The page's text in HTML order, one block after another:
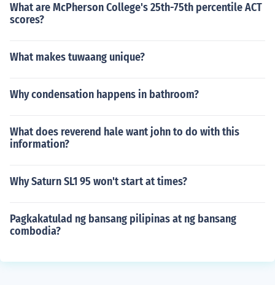
What are McPherson College's 25th-75th percentile ACT
scores?
What makes tuwaang unique?
Why condensation happens in bathroom?
What does reverend hale want john to do with this
information?
Why Saturn SL1 95 won't start at times?
Pagkakatulad ng bansang pilipinas at ng bansang
combodia?